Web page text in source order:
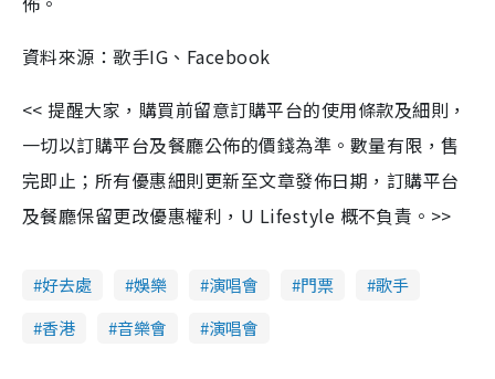
資料來源：歌手IG、Facebook
<< 提醒大家，購買前留意訂購平台的使用條款及細則，
一切以訂購平台及餐廳公佈的價錢為準。數量有限，售
完即止；所有優惠細則更新至文章發佈日期，訂購平台
及餐廳保留更改優惠權利，U Lifestyle 概不負責。>>
好去處 娛樂 演唱會 門票
歌手
香港
音樂會 演唱會